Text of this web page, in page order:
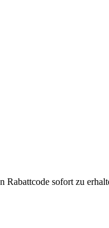
sofort zu